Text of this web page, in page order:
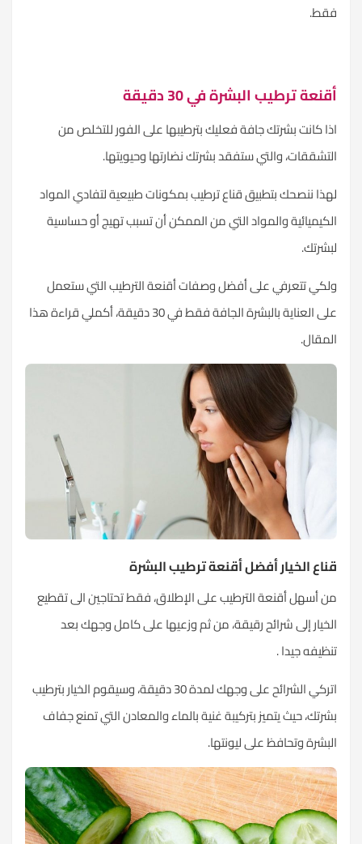
فقط.
أقنعة ترطيب البشرة في 30 دقيقة
اذا كانت بشرتك جافة فعليك بترطيبها على الفور للتخلص من
التشققات، والتي ستفقد بشرتك نضارتها وحيويتها.
لهذا ننصحك بتطبيق قناع ترطيب بمكونات طبيعية لتفادي المواد
الكيميائية والمواد التي من الممكن أن تسبب تهيج أو حساسية
لبشرتك.
ولكي تتعرفي على أفضل وصفات أقنعة الترطيب التي ستعمل
علىالعناية بالبشرة
الجافة فقط في 30 دقيقة، أكملي قراءة هذا
المقال.
قناع الخيار أفضل أقنعة ترطيب البشرة
من أسهل أقنعة الترطيب على الإطلاق، فقط تحتاجين الى تقطيع
الخيار إلى شرائح رقيقة، من ثم وزعيها على كامل وجهك بعد
تنظيفه جيدا .
اتركي الشرائح على وجهك لمدة 30 دقيقة، وسيقوم الخيار بترطيب
بشرتك، حيث يتميز بتركيبة غنية بالماء والمعادن التي تمنع جفاف
البشرة وتحافظ على ليونتها.